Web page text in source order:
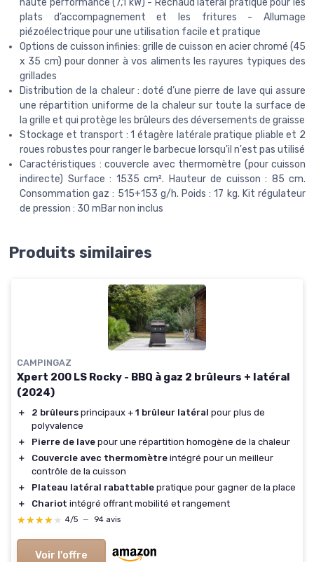
haute performance (7,1 kW) - Réchaud latéral pratique pour les
plats d’accompagnement et les fritures - Allumage
piézoélectrique pour une utilisation facile et pratique
Options de cuisson infinies: grille de cuisson en acier chromé (45
x 35 cm) pour donner à vos aliments les rayures typiques des
grillades
Distribution de la chaleur : doté d’une pierre de lave qui assure
une répartition uniforme de la chaleur sur toute la surface de
la grille et qui protège les brûleurs des déversements de graisse
Stockage et transport : 1 étagère latérale pratique pliable et 2
roues robustes pour ranger le barbecue lorsqu'il n'est pas utilisé
Caractéristiques : couvercle avec thermomètre (pour cuisson
indirecte) Surface : 1535 cm². Hauteur de cuisson : 85 cm.
Consommation gaz : 515+153 g/h. Poids : 17 kg. Kit régulateur
de pression : 30 mBar non inclus
Produits similaires
CAMPINGAZ
Xpert 200 LS Rocky - BBQ à gaz 2 brûleurs + latéral
(2024)
＋ 2 brûleurs principaux + 1 brûleur latéral pour plus de
polyvalence
＋
Pierre de lave pour une répartition homogène de la chaleur
＋
Couvercle avec thermomètre intégré pour un meilleur
contrôle de la cuisson
＋
Plateau latéral rabattable pratique pour gagner de la place
＋
Chariot intégré offrant mobilité et rangement
★★★★★
★★★★★ 4/5 — 94 avis
Voir l'offre